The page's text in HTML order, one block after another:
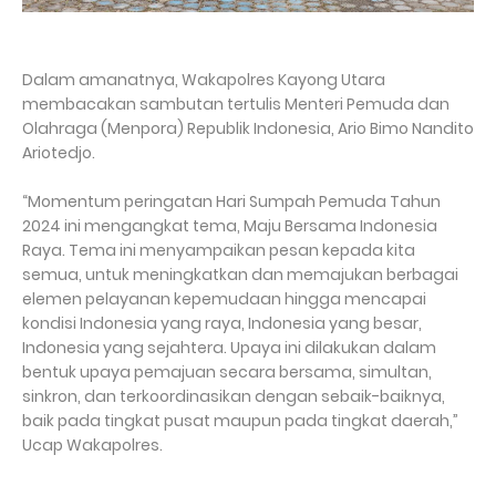
Dalam amanatnya, Wakapolres Kayong Utara
membacakan sambutan tertulis Menteri Pemuda dan
Olahraga (Menpora) Republik Indonesia, Ario Bimo Nandito
Ariotedjo.
“Momentum peringatan Hari Sumpah Pemuda Tahun
2024 ini mengangkat tema, Maju Bersama Indonesia
Raya. Tema ini menyampaikan pesan kepada kita
semua, untuk meningkatkan dan memajukan berbagai
elemen pelayanan kepemudaan hingga mencapai
kondisi Indonesia yang raya, Indonesia yang besar,
Indonesia yang sejahtera. Upaya ini dilakukan dalam
bentuk upaya pemajuan secara bersama, simultan,
sinkron, dan terkoordinasikan dengan sebaik-baiknya,
baik pada tingkat pusat maupun pada tingkat daerah,”
Ucap Wakapolres.